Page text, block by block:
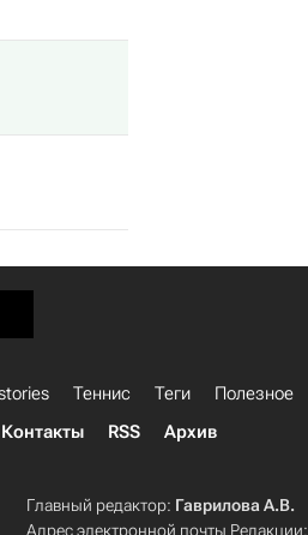
Теннис Теги
Полезное
Контакты RSS Архив
Главный редактор: Гаврилова А.В.
Адрес электронной почты Редакции: